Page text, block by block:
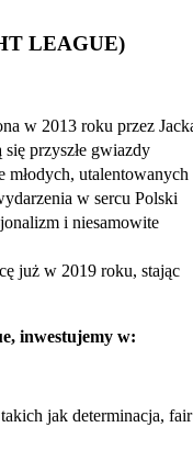
LEAGUE)
w 2013 roku przez
przyszłe gwiazdy
utalentowanych
w sercu Polski
i niesamowite
już w 2019 roku, stając
inwestujemy w:
jak determinacja, fair